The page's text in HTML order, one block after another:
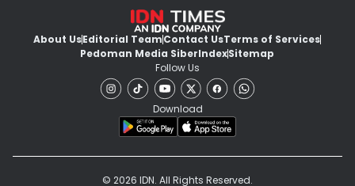
About UsEditorial TeamContact UsTerms of Services
Pedoman Media SiberIndexSitemap
Follow Us
Download
© 2026 IDN. All Rights Reserved.